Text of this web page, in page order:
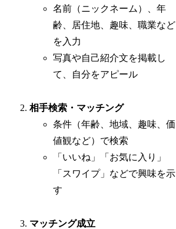
名前（ニックネーム）、年
齢、居住地、趣味、職業など
を入力
写真や自己紹介文を掲載し
て、自分をアピール
相手検索・マッチング
条件（年齢、地域、趣味、価
値観など）で検索
「いいね」「お気に入り」
「スワイプ」などで興味を示
す
マッチング成立